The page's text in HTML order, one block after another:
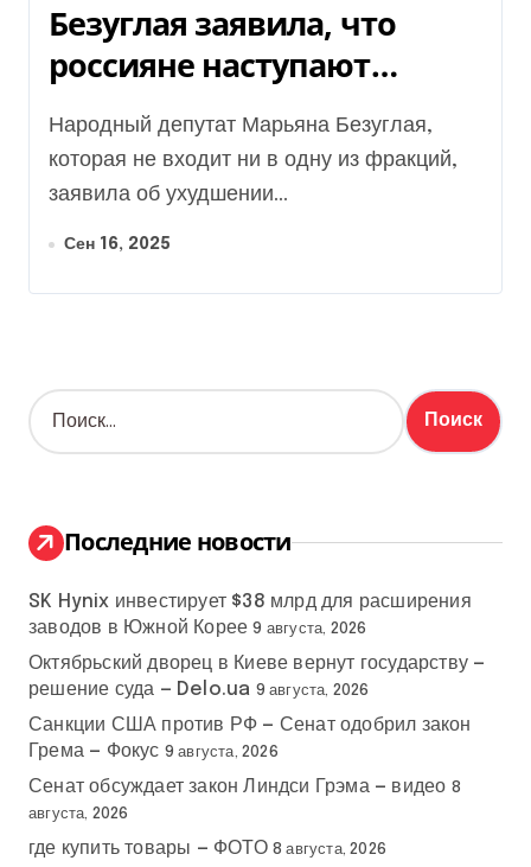
Безуглая заявила, что
россияне наступают
внутри Днепропетровской
области — карты
Народный депутат Марьяна Безуглая,
которая не входит ни в одну из фракций,
заявила об ухудшении...
Сен 16, 2025
Н
а
:
Последние новости
SK Hynix инвестирует $38 млрд для расширения
заводов в Южной Корее 9 августа, 2026
Октябрьский дворец в Киеве вернут государству —
решение суда — Delo.ua 9 августа, 2026
Санкции США против РФ — Сенат одобрил закон
Грема — Фокус 9 августа, 2026
Сенат обсуждает закон Линдси Грэма — видео 8
августа, 2026
где купить товары — ФОТО 8 августа, 2026